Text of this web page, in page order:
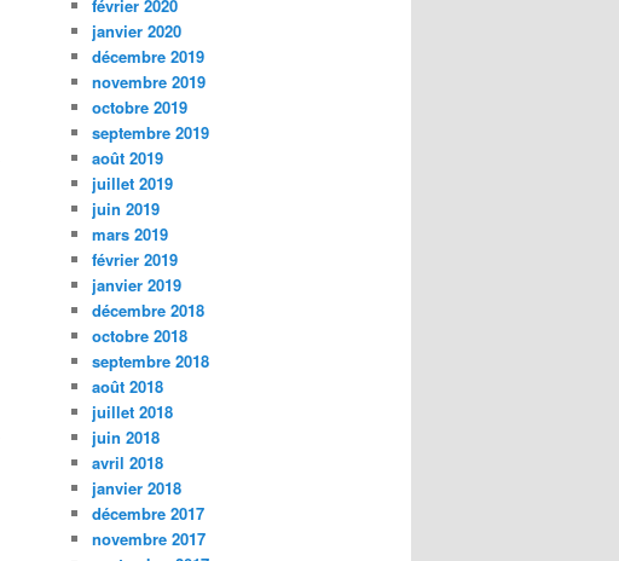
février 2020
janvier 2020
décembre 2019
novembre 2019
octobre 2019
septembre 2019
août 2019
juillet 2019
juin 2019
mars 2019
février 2019
janvier 2019
décembre 2018
octobre 2018
septembre 2018
août 2018
juillet 2018
juin 2018
avril 2018
janvier 2018
décembre 2017
novembre 2017